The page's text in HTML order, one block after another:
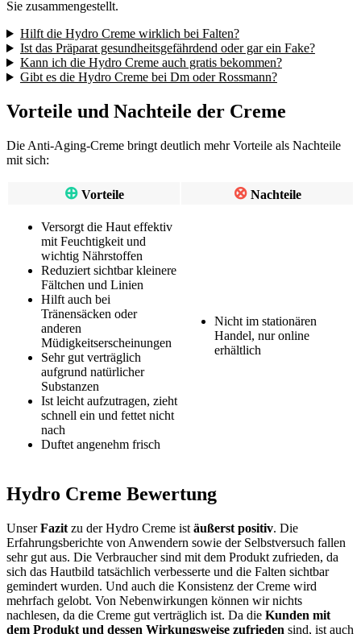
Sie zusammengestellt.
Hilft die Hydro Creme wirklich bei Falten?
Ist das Präparat gesundheitsgefährdend oder gar ein Fake?
Kann ich die Hydro Creme auch gratis bekommen?
Gibt es die Hydro Creme bei Dm oder Rossmann?
Vorteile und Nachteile der Creme
Die Anti-Aging-Creme bringt deutlich mehr Vorteile als Nachteile
mit sich:
⊕ Vorteile ⊗ Nachteile
Versorgt die Haut effektiv
mit Feuchtigkeit und
wichtig Nährstoffen
Reduziert sichtbar kleinere
Fältchen und Linien
Hilft auch bei
Tränensäcken oder
anderen
Müdigkeitserscheinungen
Sehr gut verträglich
aufgrund natürlicher
Substanzen
Ist leicht aufzutragen, zieht
schnell ein und fettet nicht
nach
Duftet angenehm frisch
Nicht im stationären
Handel, nur online
erhältlich
Hydro Creme Bewertung
UnserFazit zu der Hydro Creme ist äußerst positiv. Die
Erfahrungsberichte von Anwendern sowie der Selbstversuch fallen
sehr gut aus. Die Verbraucher sind mit dem Produkt zufrieden, da
sich das Hautbild tatsächlich verbesserte und die Falten sichtbar
gemindert wurden. Und auch die Konsistenz der Creme wird
mehrfach gelobt. Von Nebenwirkungen können wir nichts
nachlesen, da die Creme gut verträglich ist. Da die Kunden mit
dem Produkt und dessen Wirkungsweise zufrieden sind, ist auch